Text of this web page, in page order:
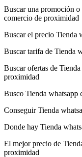
Buscar una promoción
comercio de proximidad
Buscar el precio Tienda
Buscar tarifa de Tienda
Buscar ofertas de
proximidad
Busco Tienda whatsapp
Conseguir Tienda
Donde hay Tienda
El mejor precio de
proximidad